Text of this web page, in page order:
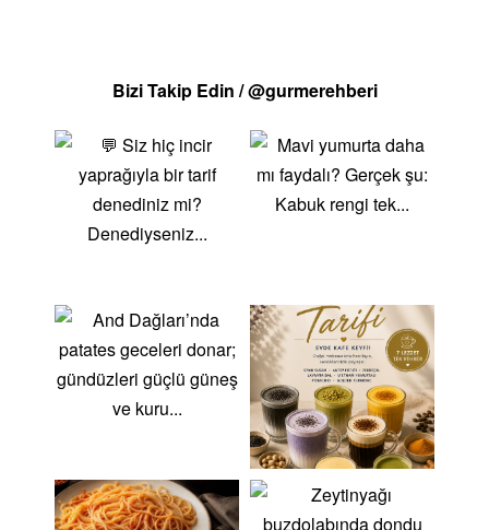
sofralarından salatalara, makarnalardan tatlılara
kadar geniş bir yelpazede kullanılır. Örneğin, beyaz
peynir, lor peyniri, kaşar peyniri gibi çeşitler, farklı
tariflere zenginlik katarken, parmesan veya rokfor gibi
peynirler, gurme lezzetler yaratmanıza yardımcı olur.
Yoğurt: Yoğurt, hem tek başına tüketilebilen bir süt
kullanılan çok yönlü bir malzemedir. Yoğurtlu
mezeler, salata sosları, çorbalar ve hatta yoğurtlu
tatlılar bu ürünle hazırlanan lezzetli seçeneklerdir.
Tereyağı: Tereyağı, yemeklere kremsi bir doku ve
zengin bir lezzet katar. Hamur işlerinden soslara,
ızgaralardan pilavlara kadar birçok farklı yemekte
kullanılır. Tereyağlı pilav, tereyağlı kekler ve soslar en
Bizi Takip Edin / @gurmerehberi